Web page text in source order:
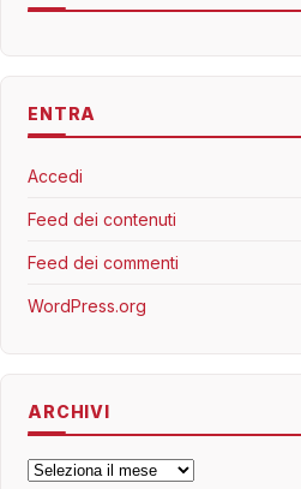
ENTRA
Accedi
Feed dei contenuti
Feed dei commenti
WordPress.org
ARCHIVI
Archivi